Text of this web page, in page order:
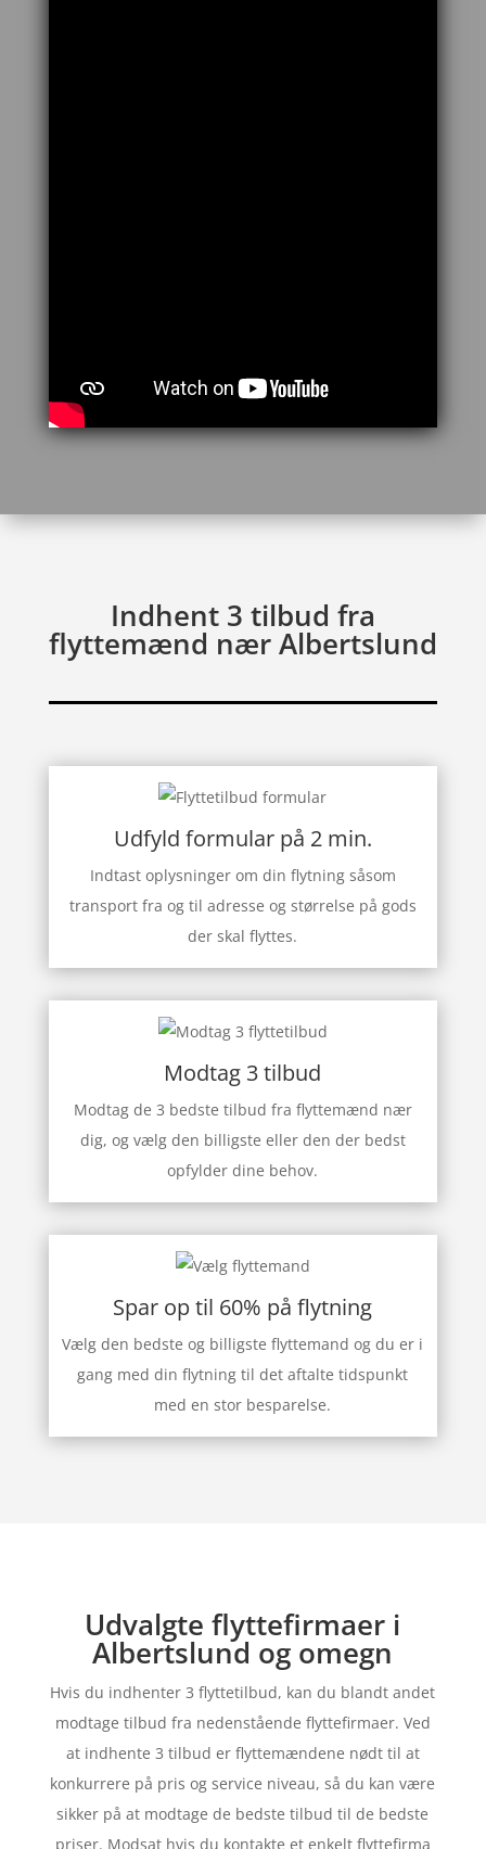
Indhent 3 tilbud fra
flyttemænd nær Albertslund
Udfyld formular på 2 min.
Indtast oplysninger om din flytning såsom
transport fra og til adresse og størrelse på gods
der skal flyttes.
Modtag 3 tilbud
Modtag de 3 bedste tilbud fra flyttemænd nær
dig, og vælg den billigste eller den der bedst
opfylder dine behov.
Spar op til 60% på flytning
Vælg den bedste og billigste flyttemand og du er i
gang med din flytning til det aftalte tidspunkt
med en stor besparelse.
Udvalgte flyttefirmaer i
Albertslund og omegn
Hvis du indhenter 3 flyttetilbud, kan du blandt andet
modtage tilbud fra nedenstående flyttefirmaer. Ved
at indhente 3 tilbud er flyttemændene nødt til at
konkurrere på pris og service niveau, så du kan være
sikker på at modtage de bedste tilbud til de bedste
priser. Modsat hvis du kontakte et enkelt flyttefirma